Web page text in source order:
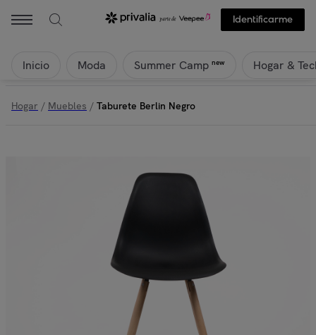
Identificarme
Inicio Moda Summer Camp new Hogar &
Hogar / Muebles / Taburete Berlin Negro